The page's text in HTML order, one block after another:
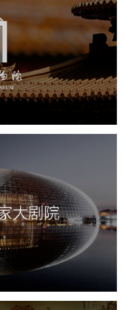
院
馆
博物馆网站建设
能专题 网站代运营
院
馆 展馆网站建设